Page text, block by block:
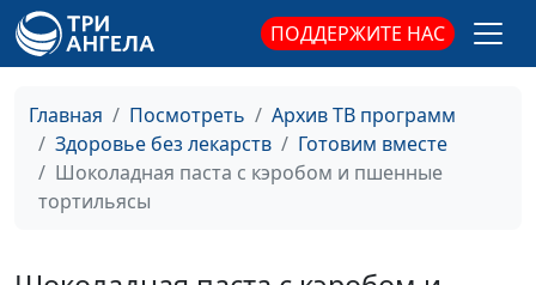
ПОДДЕРЖИТЕ НАС
Главная Посмотреть
Архив ТВ программ
Здоровье без лекарств
Готовим вместе
Шоколадная паста с кэробом и пшенные
тортильясы
Запеканка с халвой,
апельсиновая подлива
Ангелина Дубровина,
повар санатория
#131
Баклажаны «Как
сельдь», салат
«Десяточка»
Ангелина Дубровина,
повар санатория
«Воскресеновка»